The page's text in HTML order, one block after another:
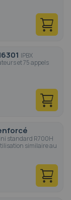
IPBX
et 75 appels
standard R700H
similaire au